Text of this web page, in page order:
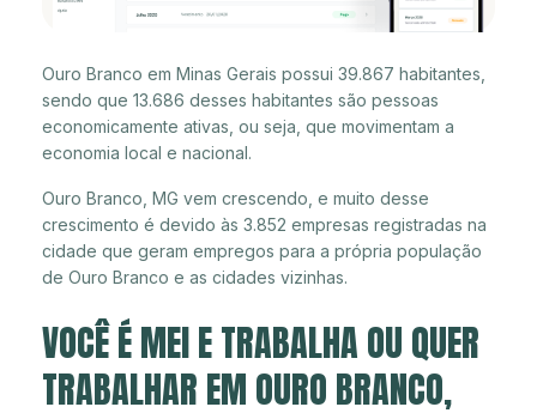
Ouro Branco em Minas Gerais possui 39.867 habitantes,
sendo que 13.686 desses habitantes são pessoas
economicamente ativas, ou seja, que movimentam a
economia local e nacional.
Ouro Branco, MG vem crescendo, e muito desse
crescimento é devido às 3.852 empresas registradas na
cidade que geram empregos para a própria população
de Ouro Branco e as cidades vizinhas.
VOCÊ É MEI E TRABALHA OU QUER
TRABALHAR EM OURO BRANCO,